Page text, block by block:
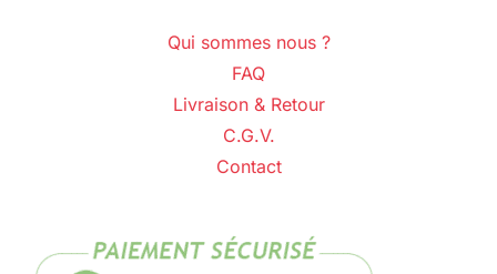
Qui sommes nous ?
FAQ
Livraison & Retour
C.G.V.
Contact